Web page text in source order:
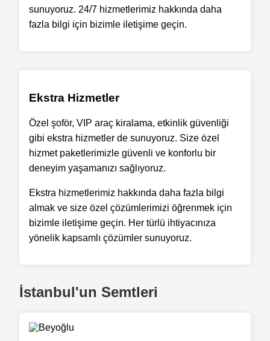
sunuyoruz. 24/7 hizmetlerimiz hakkında daha
fazla bilgi için bizimle iletişime geçin.
Ekstra Hizmetler
Özel şoför, VIP araç kiralama, etkinlik güvenliği
gibi ekstra hizmetler de sunuyoruz. Size özel
hizmet paketlerimizle güvenli ve konforlu bir
deneyim yaşamanızı sağlıyoruz.
Ekstra hizmetlerimiz hakkında daha fazla bilgi
almak ve size özel çözümlerimizi öğrenmek için
bizimle iletişime geçin. Her türlü ihtiyacınıza
yönelik kapsamlı çözümler sunuyoruz.
İstanbul'un Semtleri